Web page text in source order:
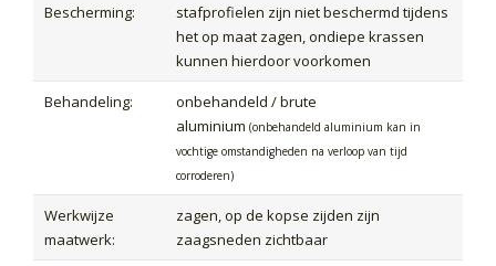
Bescherming:
stafprofielen zijn niet beschermd tijdens
het op maat zagen, ondiepe krassen
kunnen hierdoor voorkomen
Behandeling:
onbehandeld / brute
aluminium (onbehandeld aluminium kan in
vochtige omstandigheden na verloop van tijd
corroderen)
Werkwijze
maatwerk:
zagen, op de kopse zijden zijn
zaagsneden zichtbaar